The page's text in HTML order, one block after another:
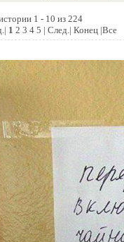
1 - 10 из 224
1 2 3 4 5 | След.| Конец |Все